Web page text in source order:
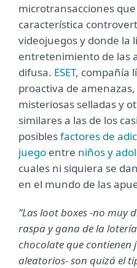
microtransacciones
característica
videojuegos y donde la
entretenimiento de las
difusa. ESET, compañía
proactiva de
misteriosas selladas y
similares a las de los
posiblesfactores de
juego entre niños y
cuales ni siquiera se
en el mundo de las
“Las loot boxes -no muy
raspa y gana de la
chocolate que contienen
aleatorios- son quizá el